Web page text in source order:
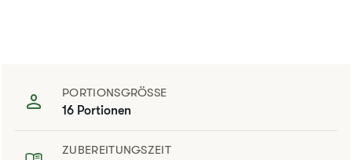
PORTIONSGRÖSSE
16 Portionen
ZUBEREITUNGSZEIT